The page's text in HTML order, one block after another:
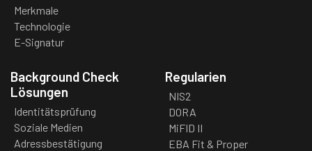
Merkmale
Technologie
E-Signatur
Background Check
Lösungen
Identitätsprüfung
Soziale Medien
Adressbestätigung
Regularien
NIS2
DORA
MiFID II
EBA Fit & Proper